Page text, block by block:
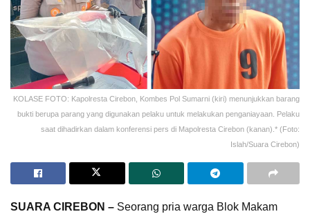
KOLASE FOTO: Kapolresta Cirebon, Kombes Pol Sumarni (kiri) menunjukkan barang
bukti berupa parang yang digunakan pelaku untuk melakukan penganiayaan. Pelaku
saat dihadirkan dalam konferensi pers di Mapolresta Cirebon (kanan).* (Foto:
Islah/Suara Cirebon)
SUARA CIREBON – Seorang pria warga Blok Makam